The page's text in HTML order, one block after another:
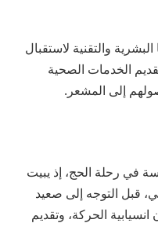
والتقنية لاستقبال
الخدمات الصحية
إلى المشعر.
في رحلة الحج، إذ يبيت
قبل التوجه إلى صعيد
الحركة، وتقديم